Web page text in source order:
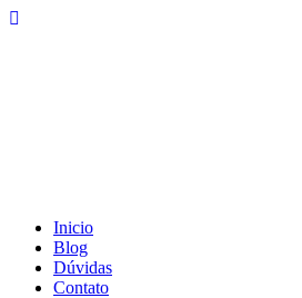
Inicio
Blog
Dúvidas
Contato